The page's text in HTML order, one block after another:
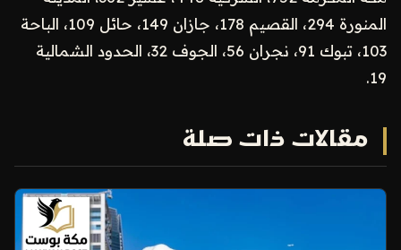
المنورة 294، القصيم 178، جازان 149، حائل 109، الباحة
103، تبوك 91، نجران 56، الجوف 32، الحدود الشمالية
19.
مقالات ذات صلة